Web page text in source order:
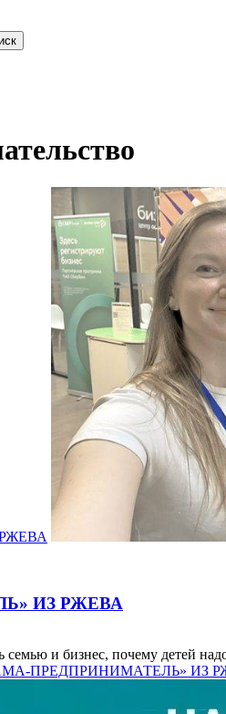
ИЗ РЖЕВА
семью и бизнес, почему детей
ПРЕДПРИНИМАТЕЛЬ» ИЗ